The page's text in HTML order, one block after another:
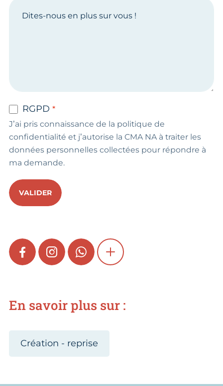
RGPD
J’ai pris connaissance de la politique de
confidentialité et j’autorise la CMA NA à traiter les
données personnelles collectées pour répondre à
ma demande.
VALIDER
FACEBOOKINSTAGRAMWHATSAPPSHOW MORE
En savoir plus sur :
Création - reprise